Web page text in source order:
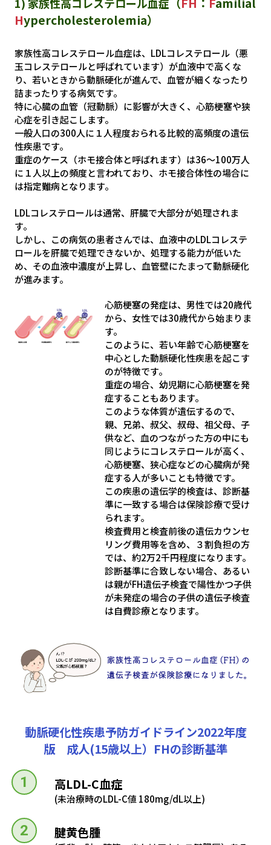
Hypercholesterolemia）
家族性高コレステロール血症は、LDLコレステロール（悪
玉コレステロールと呼ばれています）が血液中で高くな
り、若いときから動脈硬化が進んで、血管が細くなったり
詰まったりする病気です。
特に心臓の血管（冠動脈）に影響が大きく、心筋梗塞や狭
心症を引き起こします。
一般人口の300人に１人程度おられる比較的高頻度の遺伝
性疾患です。
重症のケース（ホモ接合体と呼ばれます）は36～100万人
に１人以上の頻度と言われており、ホモ接合体性の場合に
は指定難病となります。
LDLコレステロールは通常、肝臓で大部分が処理されま
す。
しかし、この病気の患者さんでは、血液中のLDLコレステ
ロールを肝臓で処理できないか、処理する能力が低いた
め、その血液中濃度が上昇し、血管壁にたまって動脈硬化
が進みます。
心筋梗塞の発症は、男性では20歳代
から、女性では30歳代から始まりま
す。
このように、若い年齢で心筋梗塞を
中心とした動脈硬化性疾患を起こす
のが特徴です。
重症の場合、幼児期に心筋梗塞を発
症することもあります。
このような体質が遺伝するので、
親、兄弟、叔父、叔母、祖父母、子
供など、血のつながった方の中にも
同じようにコレステロールが高く、
心筋梗塞、狭心症などの心臓病が発
症する人が多いことも特徴です。
この疾患の遺伝学的検査は、診断基
準に一致する場合は保険診療で受け
られます。
検査費用と検査前後の遺伝カウンセ
リング費用等を含め、３割負担の方
では、約2万2千円程度になります。
診断基準に合致しない場合、あるい
は親がFH遺伝子検査で陽性かつ子供
が未発症の場合の子供の遺伝子検査
は自費診療となります。
動脈硬化性疾患予防ガイドライン2022年度
版 成人(15歳以上）FHの診断基準
高LDL-C血症
(未治療時のLDL-C値 180mg/dL以上)
腱黄色腫